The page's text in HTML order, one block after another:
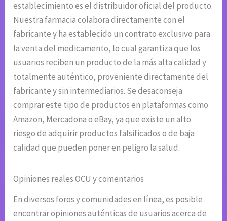
establecimiento es el distribuidor oficial del producto.
Nuestra farmacia colabora directamente con el
fabricante y ha establecido un contrato exclusivo para
la venta del medicamento, lo cual garantiza que los
usuarios reciben un producto de la más alta calidad y
totalmente auténtico, proveniente directamente del
fabricante y sin intermediarios. Se desaconseja
comprar este tipo de productos en plataformas como
Amazon, Mercadona o eBay, ya que existe un alto
riesgo de adquirir productos falsificados o de baja
calidad que pueden poner en peligro la salud.
Opiniones reales OCU y comentarios
En diversos foros y comunidades en línea, es posible
encontrar opiniones auténticas de usuarios acerca de